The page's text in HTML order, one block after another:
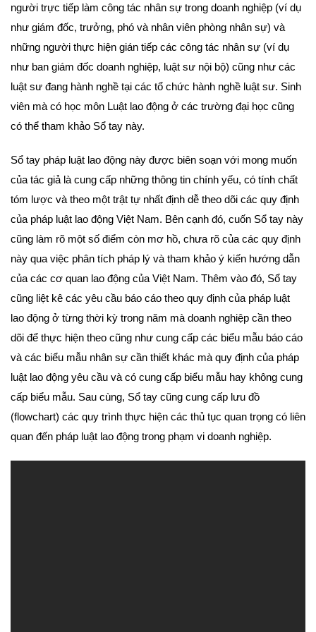
người trực tiếp làm công tác nhân sự trong doanh nghiệp (ví dụ
như giám đốc, trưởng, phó và nhân viên phòng nhân sự) và
những người thực hiện gián tiếp các công tác nhân sự (ví dụ
như ban giám đốc doanh nghiệp, luật sư nội bộ) cũng như các
luật sư đang hành nghề tại các tổ chức hành nghề luật sư. Sinh
viên mà có học môn Luật lao động ở các trường đại học cũng
có thể tham khảo Sổ tay này.
Sổ tay pháp luật lao động này được biên soạn với mong muốn
của tác giả là cung cấp những thông tin chính yếu, có tính chất
tóm lược và theo một trật tự nhất định dễ theo dõi các quy định
của pháp luật lao động Việt Nam. Bên cạnh đó, cuốn Sổ tay này
cũng làm rõ một số điểm còn mơ hồ, chưa rõ của các quy định
này qua việc phân tích pháp lý và tham khảo ý kiến hướng dẫn
của các cơ quan lao động của Việt Nam. Thêm vào đó, Sổ tay
cũng liệt kê các yêu cầu báo cáo theo quy định của pháp luật
lao động ở từng thời kỳ trong năm mà doanh nghiệp cần theo
dõi để thực hiện theo cũng như cung cấp các biểu mẫu báo cáo
và các biểu mẫu nhân sự cần thiết khác mà quy định của pháp
luật lao động yêu cầu và có cung cấp biểu mẫu hay không cung
cấp biểu mẫu. Sau cùng, Sổ tay cũng cung cấp lưu đồ
(flowchart) các quy trình thực hiện các thủ tục quan trọng có liên
quan đến pháp luật lao động trong phạm vi doanh nghiệp.